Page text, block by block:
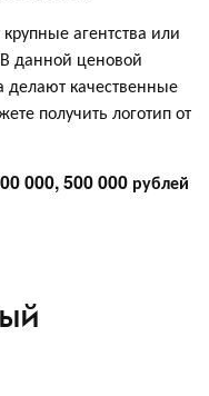
агентства или
данной ценовой
делают качественные
получить логотип от
000, 500 000 рублей